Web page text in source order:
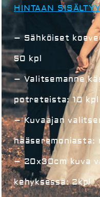
HINTAAN
– Sähköiset
50 kpl
– Valitsemanne
potreteista: 10 kpl
– Kuvaajan
hääseremoniasta:
– 20x30cm kuva
kehyksessä: 2kpl